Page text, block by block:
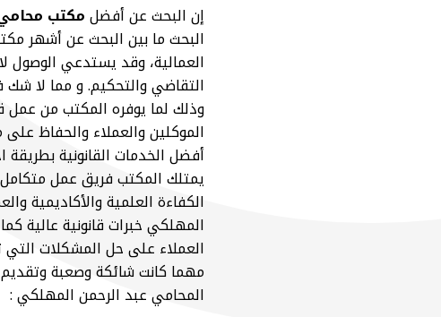
إن البحث عن أفضلمكتب
البحث ما بين البحث عن أشهر
العمالية، وقد يستدعي
التقاضي والتحكيم. و مما لا
وذلك لما يوفره المكتب من عمل
الموكلين والعملاء والحفاظ
أفضل الخدمات القانونية
يمتلك المكتب فريق عمل
الكفاءة العلمية والأكاديمية
المهلكي خبرات قانونية عالية
العملاء على حل المشكلات التي
مهما كانت شائكة وصعبة وتقديم
المحامي عبد الرحمن المهلكي :